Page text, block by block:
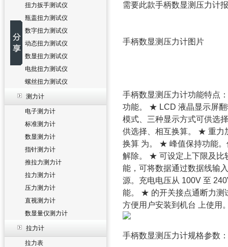
扭力扳手测试仪
瓶盖扭力测试仪
数字扭力测试仪
动态扭力测试仪
数显扭力测试仪
电批扭力测试仪
螺丝扭力测试仪
测力计
电子测力计
标准测力计
数显测力计
指针测力计
推拉力测力计
拉力测力计
压力测力计
直视测力计
数显量仪测力计
拉力计
拉力表
需要此款手柄数显测压力计
手柄数显测压力计图片
手柄数显测压力计功能特点
功能。 ★ LCD 液晶显示屏
模式、三种显示方式可供选
供选择、相互换算。 ★ 重力
换算 为。 ★ 峰值保持功能
解除。 ★ 可设定上下限及比
能，可将数据通过数据线输
源。充电电压从 100V 至
能。 ★ 的开关接点通断力测
方便用户安装到机台 上使用
手柄数显测压力计规格参数：